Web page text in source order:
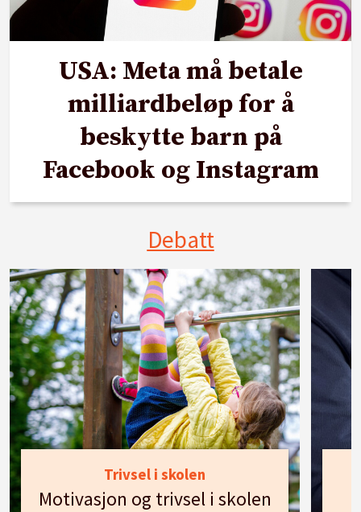
USA: Meta må betale
milliardbeløp for å
beskytte barn på
Facebook og Instagram
Debatt
Trivsel i skolen
Motivasjon og trivsel i skolen